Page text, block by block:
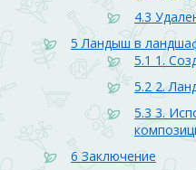
4.3
5 Ландыш в
5.1 1.
5.2 2.
5.3 3.
6 Заключение